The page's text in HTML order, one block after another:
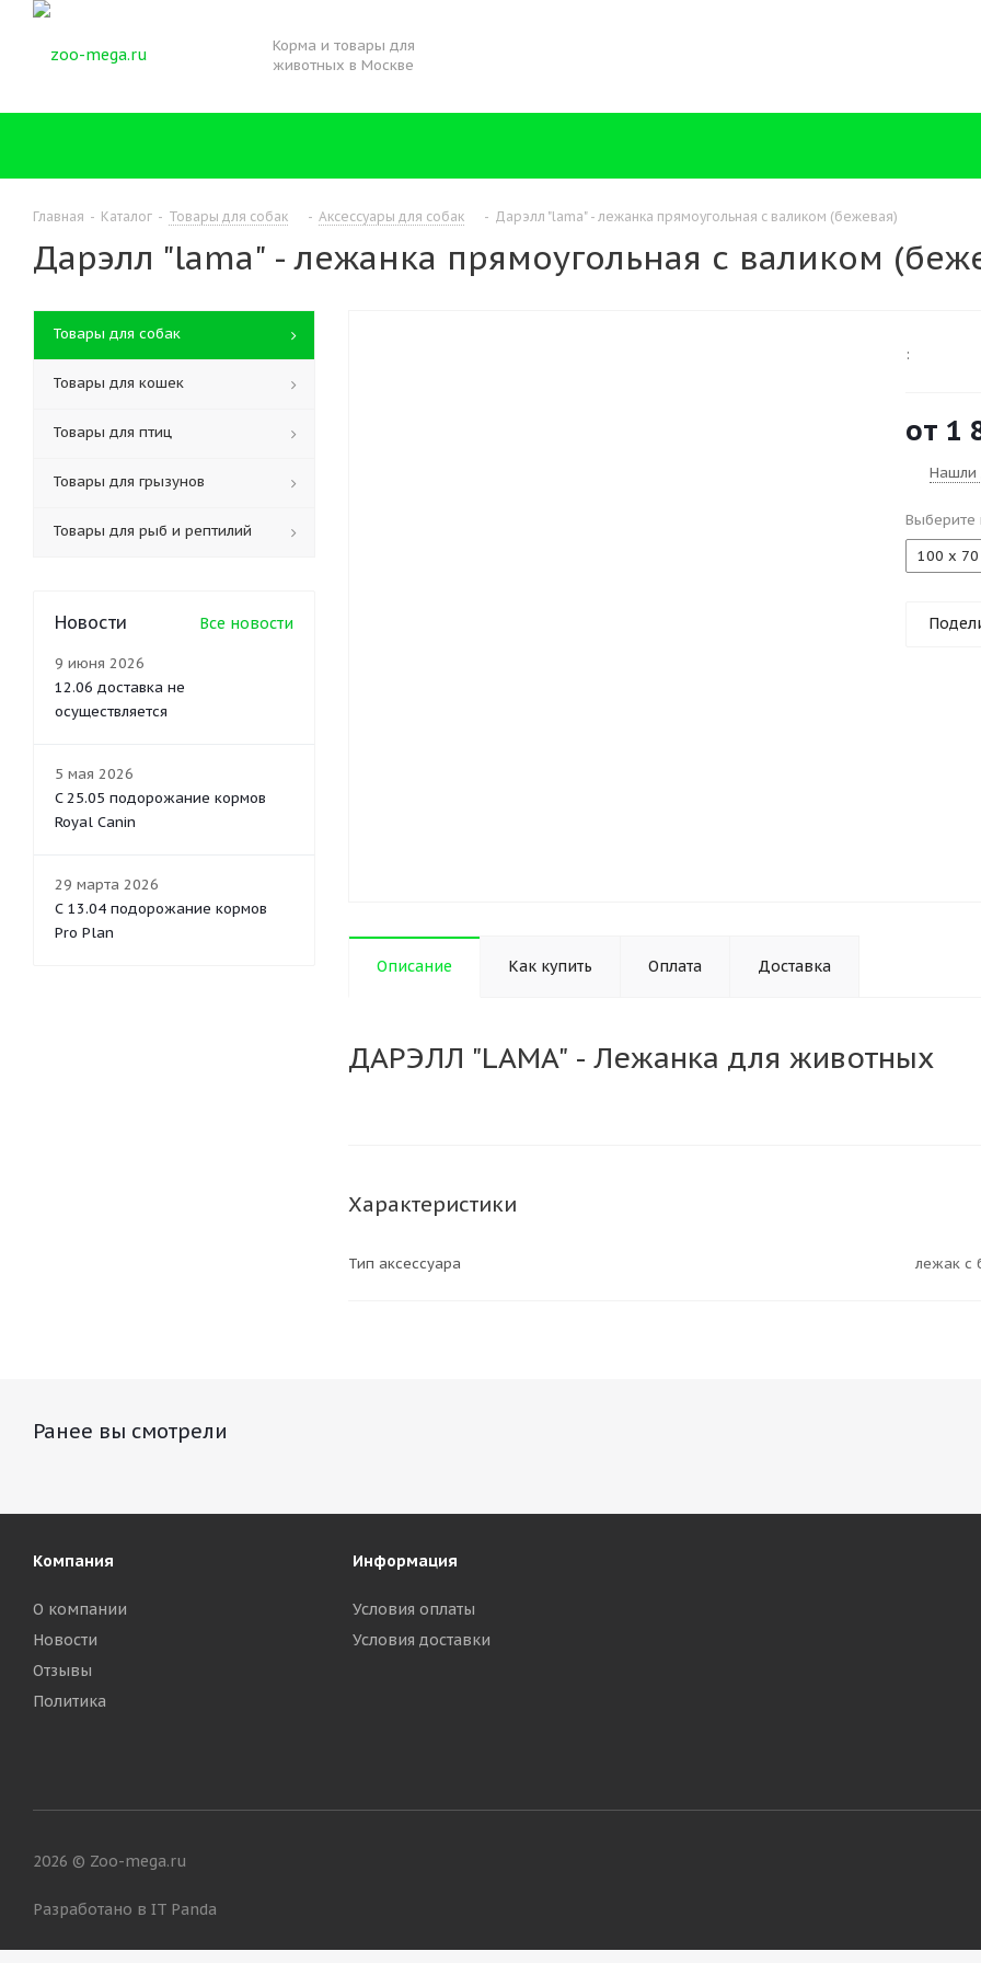
Корма и товары для
животных в Москве
Главная - Каталог - Товары для собак - Аксессуары для собак - Дарэлл "lama" - лежанка прямоугольная с валиком (бежевая)
Дарэлл "lama" - лежанка прямоугольная с валиком
:
от 1
Нашли
Выберите
100 х
Описание Как купить Оплата Доставка
ДАРЭЛЛ "LAMA" - Лежанка для животных
Характеристики
Тип аксессуара лежак с
Товары для собак
Товары для кошек
Товары для птиц
Товары для грызунов
Товары для рыб и рептилий
Новости Все новости
9 июня 2026
12.06 доставка не
осуществляется
5 мая 2026
C 25.05 подорожание кормов
Royal Canin
29 марта 2026
С 13.04 подорожание кормов
Pro Plan
Ранее вы смотрели
Компания
О компании
Новости
Отзывы
Политика
Информация
Условия оплаты
Условия доставки
2026 © Zoo-mega.ru
Разработано в IT Panda